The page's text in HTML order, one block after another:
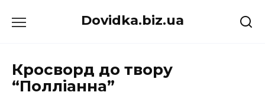
до
Dovidka.biz.ua
Кросворд до твору
“Полліанна”